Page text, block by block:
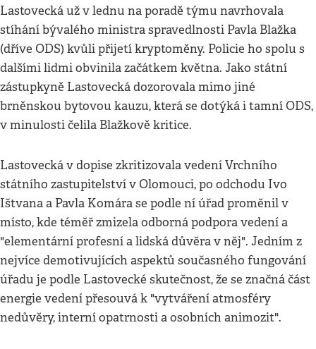
Lastovecká už v lednu na poradě týmu navrhovala
stíhání bývalého ministra spravedlnosti Pavla Blažka
(dříve ODS) kvůli přijetí kryptoměny. Policie ho spolu s
dalšími lidmi obvinila začátkem května. Jako státní
zástupkyně Lastovecká dozorovala mimo jiné
brněnskou bytovou kauzu, která se dotýká i tamní ODS,
v minulosti čelila Blažkově kritice.
Lastovecká v dopise zkritizovala vedení Vrchního
státního zastupitelství v Olomouci, po odchodu Ivo
Ištvana a Pavla Komára se podle ní úřad proměnil v
místo, kde téměř zmizela odborná podpora vedení a
"elementární profesní a lidská důvěra v něj". Jedním z
nejvíce demotivujících aspektů současného fungování
úřadu je podle Lastovecké skutečnost, že se značná část
energie vedení přesouvá k "vytváření atmosféry
nedůvěry, interní opatrnosti a osobních animozit".